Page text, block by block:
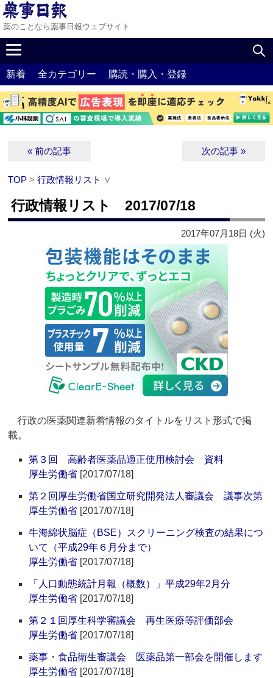
薬のことなら薬事日報ウェブサイト
新着 全カテゴリー 購読・購入・登録
« 前の記事 次の記事 »
TOP >行政情報リスト ∨
行政情報リスト 2017/07/18
2017年07月18日 (火)
行政の医薬関連新着情報のタイトルをリスト形式で掲
載。
第３回 高齢者医薬品適正使用検討会 資料
厚生労働省 [2017/07/18]
第２回厚生労働省国立研究開発法人審議会 議事次第
厚生労働省 [2017/07/18]
牛海綿状脳症（BSE）スクリーニング検査の結果につ
いて（平成29年６月分まで）
厚生労働省 [2017/07/18]
「人口動態統計月報（概数）」平成29年2月分
厚生労働省 [2017/07/18]
第２１回厚生科学審議会 再生医療等評価部会
厚生労働省 [2017/07/18]
薬事・食品衛生審議会 医薬品第一部会を開催します
厚生労働省 [2017/07/18]